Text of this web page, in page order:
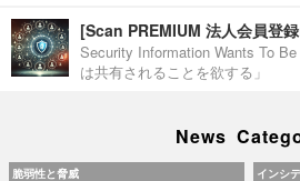
[Scan PREMIUM 法人会員登
Security Information Wants To
は共有されることを欲する」
News
脆弱性と脅威 インシ